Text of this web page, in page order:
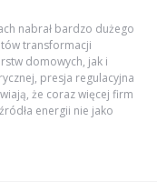
nabrał bardzo dużego
transformacji
domowych, jak i
presja regulacyjna
że coraz więcej firm
energii nie jako